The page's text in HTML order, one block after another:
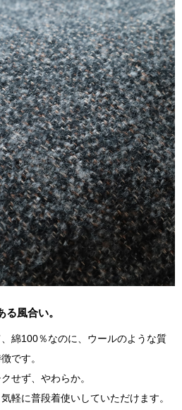
風合い。
綿100％なのに、ウールのような質
です。
せず、やわらか。
軽に普段着使いしていただけます。